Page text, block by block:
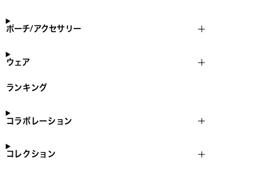
ポーチ/アクセサリー
ウェア
ランキング
コラボレーション
コレクション